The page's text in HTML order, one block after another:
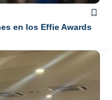
en los Effie Awards